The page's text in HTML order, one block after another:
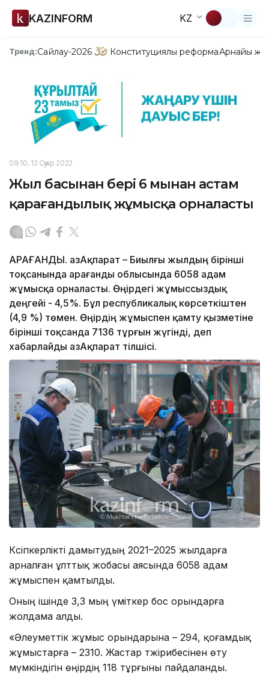
KAZINFORM KZ
Тренд:Сайлау-2026 Конституциялық реформаАрнайы
09:10, 12 Сәуір 2022
Жыл басынан бері 6 мыңнан астам
қарағандылық жұмысқа орналасты
ҚАРАҒАНДЫ. ҚазАқпарат – Биылғы жылдың бірінші
тоқсанында Қарағанды облысында 6058 адам
жұмысқа орналасты. Өңірдегі жұмыссыздық
деңгейі - 4,5%. Бұл республикалық көрсеткіштен
(4,9 %) төмен. Өңірдің жұмыспен қамту қызметіне
бірінші тоқсанда 7136 тұрғын жүгінді, деп
хабарлайды ҚазАқпарат тілшісі.
Кәсіпкерлікті дамытудың 2021–2025 жылдарға
арналған ұлттық жобасы аясында 6058 адам
жұмыспен қамтылды.
Оның ішінде 3,3 мың үміткер бос орындарға
жолдама алды.
«Әлеуметтік жұмыс орындарына – 294, қоғамдық
жұмыстарға – 2310. Жастар тәжірибесінен өту
мүмкіндігін өңірдің 118 тұрғыны пайдаланды.